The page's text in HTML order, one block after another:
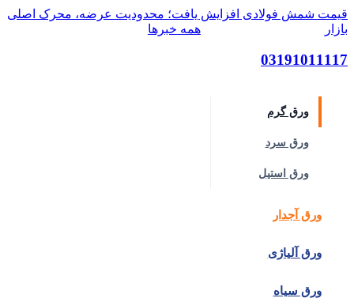
قیمت شمش فولادی افزایش یافت؛ محدودیت عرضه، محرک اصلی
بازار
همه خبرها
03191011117
ورق گرم
ورق سرد
ورق استیل
ورق آجدار
ورق آلیاژی
ورق سیاه